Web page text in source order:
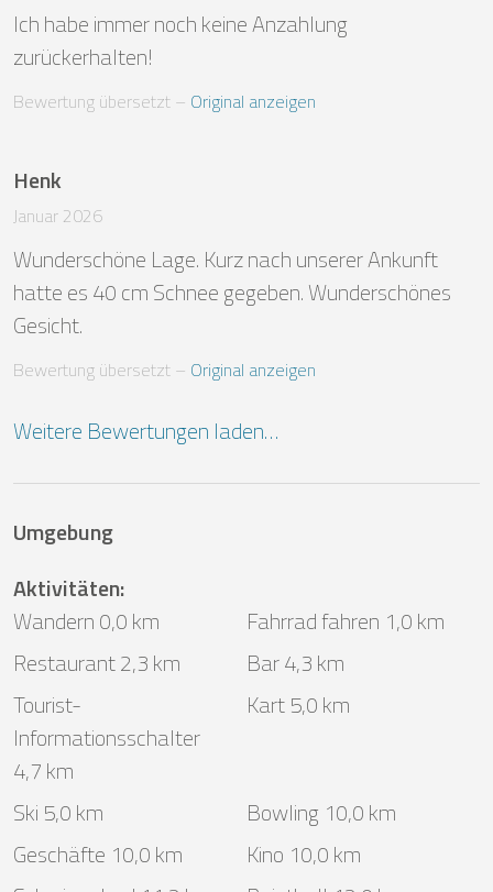
Ich habe immer noch keine Anzahlung
zurückerhalten!
Bewertung übersetzt – Original anzeigen
Henk
Januar 2026
Wunderschöne Lage. Kurz nach unserer Ankunft
hatte es 40 cm Schnee gegeben. Wunderschönes
Gesicht.
Bewertung übersetzt – Original anzeigen
Weitere Bewertungen laden…
Umgebung
Aktivitäten:
Wandern 0,0 km
Fahrrad fahren 1,0 km
Restaurant 2,3 km
Bar 4,3 km
Tourist-
Informationsschalter
4,7 km
Kart 5,0 km
Ski 5,0 km
Bowling 10,0 km
Geschäfte 10,0 km
Kino 10,0 km